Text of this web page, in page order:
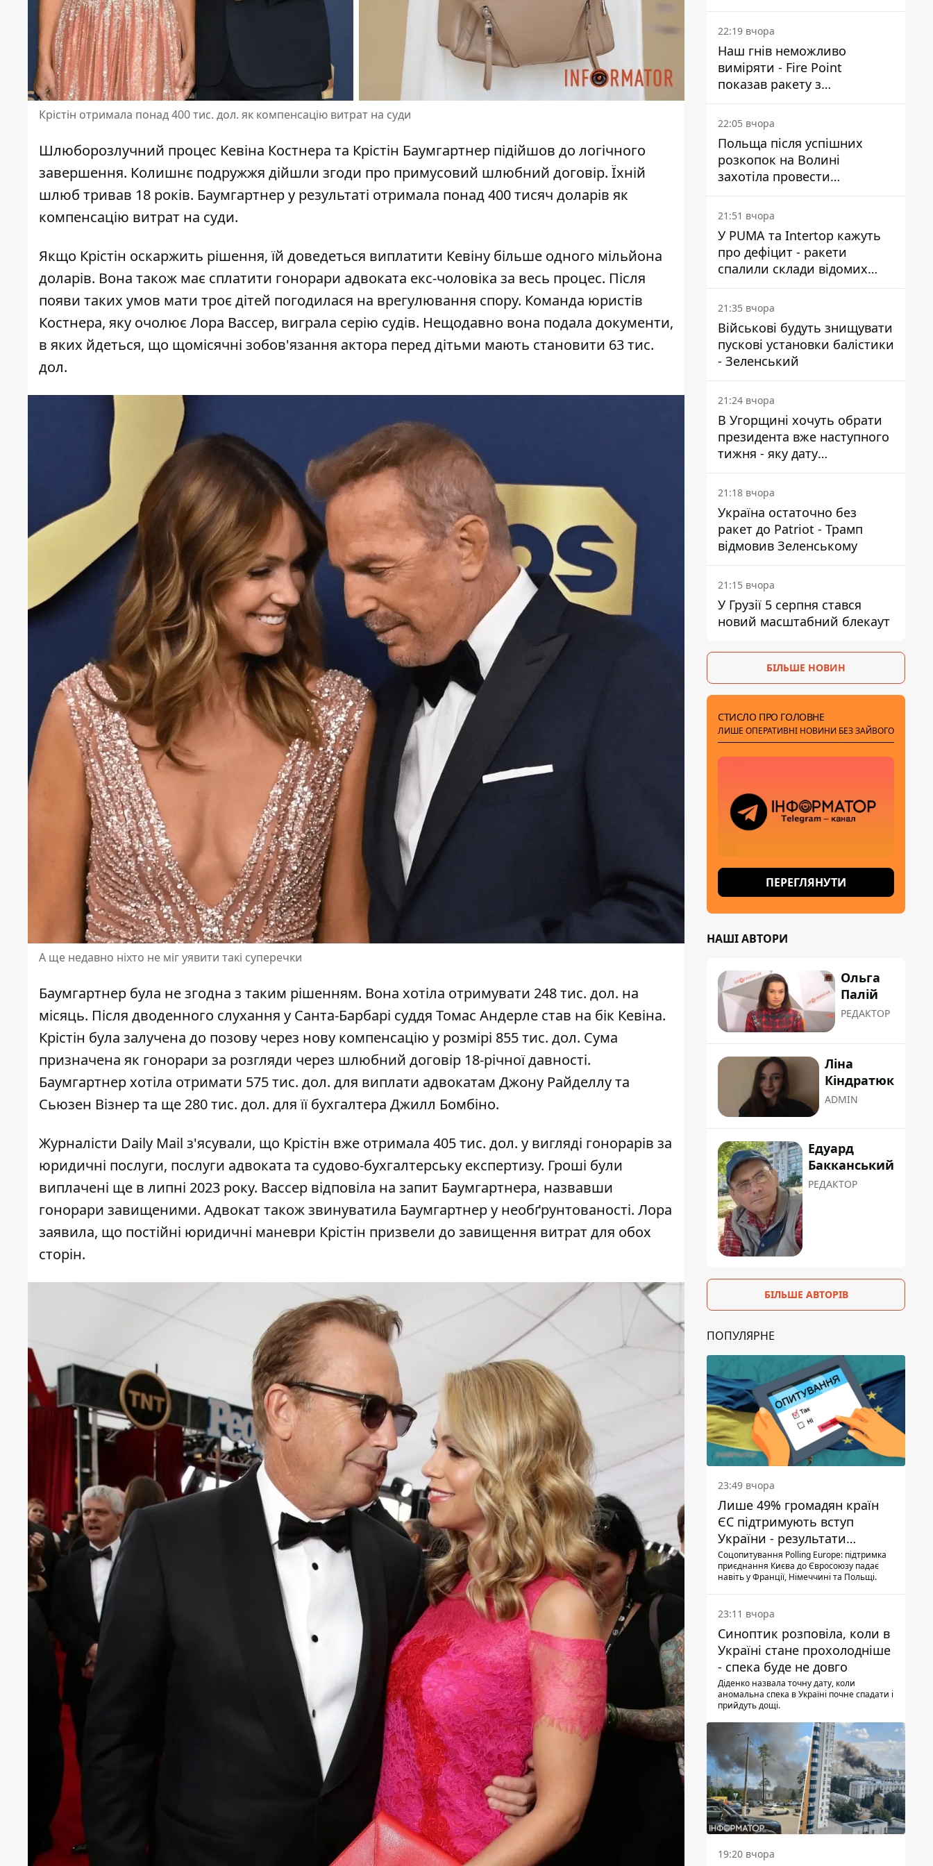
Крістін отримала понад 400 тис. дол. як компенсацію витрат на суди
Шлюборозлучний процес Кевіна Костнера та Крістін Баумгартнер підійшов до логічного
завершення. Колишнє подружжя дійшли згоди про примусовий шлюбний договір. Їхній
шлюб тривав 18 років. Баумгартнер у результаті отримала понад 400 тисяч доларів як
компенсацію витрат на суди.
Якщо Крістін оскаржить рішення, їй доведеться виплатити Кевіну більше одного мільйона
доларів. Вона також має сплатити гонорари адвоката екс-чоловіка за весь процес. Після
появи таких умов мати троє дітей погодилася на врегулювання спору. Команда юристів
Костнера, яку очолює Лора Вассер, виграла серію судів. Нещодавно вона подала документи,
в яких йдеться, що щомісячні зобов'язання актора перед дітьми мають становити 63 тис.
дол.
А ще недавно ніхто не міг уявити такі суперечки
Баумгартнер була не згодна з таким рішенням. Вона хотіла отримувати 248 тис. дол. на
місяць. Після дводенного слухання у Санта-Барбарі суддя Томас Андерле став на бік Кевіна.
Крістін була залучена до позову через нову компенсацію у розмірі 855 тис. дол. Сума
призначена як гонорари за розгляди через шлюбний договір 18-річної давності.
Баумгартнер хотіла отримати 575 тис. дол. для виплати адвокатам Джону Райделлу та
Сьюзен Візнер та ще 280 тис. дол. для її бухгалтера Джилл Бомбіно.
Журналісти Daily Mail з'ясували, що Крістін вже отримала 405 тис. дол. у вигляді гонорарів за
юридичні послуги, послуги адвоката та судово-бухгалтерську експертизу. Гроші були
виплачені ще в липні 2023 року. Вассер відповіла на запит Баумгартнера, назвавши
гонорари завищеними. Адвокат також звинуватила Баумгартнер у необґрунтованості. Лора
заявила, що постійні юридичні маневри Крістін призвели до завищення витрат для обох
сторін.
Reuters розкрили деталі
22:19 вчора
Наш гнів неможливо
виміряти - Fire Point
показав ракету з
загадковою позначкою 723
22:05 вчора
Польща після успішних
розкопок на Волині
захотіла провести
ексгумацію у нових місцях
21:51 вчора
У PUMA та Intertop кажуть
про дефіцит - ракети
спалили склади відомих
брендів
21:35 вчора
Військові будуть знищувати
пускові установки балістики
- Зеленський
21:24 вчора
В Угорщині хочуть обрати
президента вже наступного
тижня - яку дату
пропонують
21:18 вчора
Україна остаточно без
ракет до Patriot - Трамп
відмовив Зеленському
21:15 вчора
У Грузії 5 серпня стався
новий масштабний блекаут
БІЛЬШЕ НОВИН
СТИСЛО ПРО ГОЛОВНЕ
ЛИШЕ ОПЕРАТИВНІ НОВИНИ БЕЗ ЗАЙВОГО
ПЕРЕГЛЯНУТИ
НАШІ АВТОРИ
Ольга
Палій
РЕДАКТОР
Ліна
Кіндратюк
ADMIN
Едуард
Бакканський
РЕДАКТОР
БІЛЬШЕ АВТОРІВ
ПОПУЛЯРНЕ
23:49 вчора
Лише 49% громадян країн
ЄС підтримують вступ
України - результати
опитування
Соцопитування Polling Europe: підтримка
приєднання Києва до Євросоюзу падає
навіть у Франції, Німеччині та Польщі.
23:11 вчора
Синоптик розповіла, коли в
Україні стане прохолодніше
- спека буде не довго
Діденко назвала точну дату, коли
аномальна спека в Україні почне спадати і
прийдуть дощі.
19:20 вчора